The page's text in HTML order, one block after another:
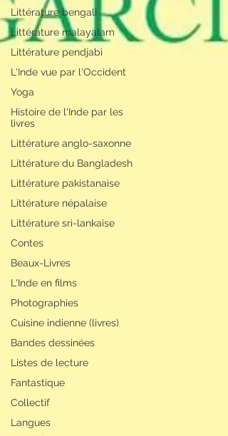
Littérature bengali
Littérature malayalam
Littérature pendjabi
L'Inde vue par l'Occident
Yoga
Histoire de l'Inde par les
livres
Littérature anglo-saxonne
Littérature du Bangladesh
Littérature pakistanaise
Littérature népalaise
Littérature sri-lankaise
Contes
Beaux-Livres
L'Inde en films
Photographies
Cuisine indienne (livres)
Bandes dessinées
Listes de lecture
Fantastique
Collectif
Langues